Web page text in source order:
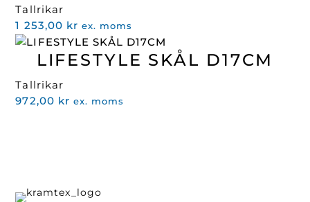
Tallrikar
1 253,00 kr ex. moms
LIFESTYLE SKÅL D17CM
Tallrikar
972,00 kr ex. moms